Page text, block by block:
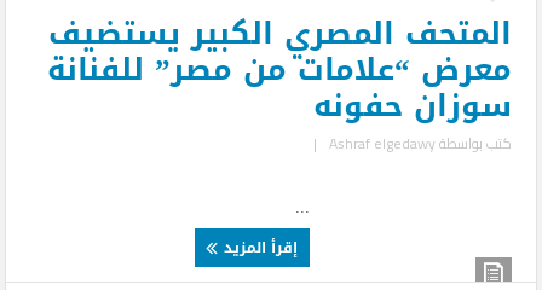
المتحف المصري الكبير يستضيف
معرض “علامات من مصر” للفنانة
سوزان حفونه
كتب بواسطةAshraf elgedawy
|
إقرأ المزيد